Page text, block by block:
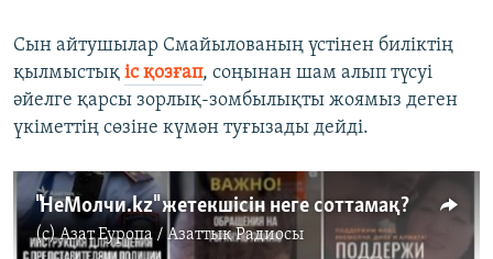
Сын айтушылар Смайылованың үстінен биліктің
қылмыстық іс қозғап, соңынан шам алып түсуі
әйелге қарсы зорлық-зомбылықты жоямыз деген
үкіметтің сөзіне күмән туғызады дейді.
"НеМолчи.kz" жетекшісін неге соттамақ?
(c)Азат Еуропа / Азаттық Радиосы